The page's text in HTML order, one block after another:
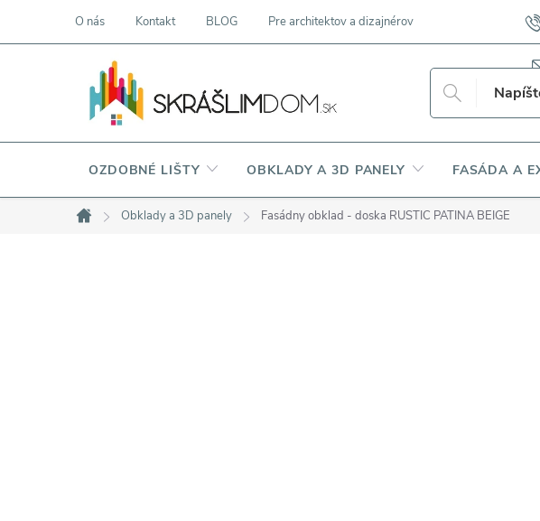
O nás Kontakt BLOG Pre architektov a dizajnérov VZORKOVNÍKY
OZDOBNÉ LIŠTY OBKLADY A 3D PANELY FASÁDA A
Domov
Obklady a 3D panely Fasádny obklad - doska RUSTIC PATINA BEIGE